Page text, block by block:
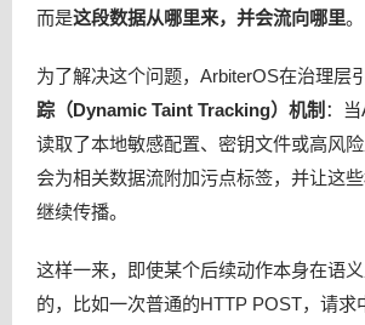
而是这段数据从哪里来，并会流向哪里。
为了解决这个问题，ArbiterOS在治理层
踪（Dynamic Taint Tracking） 机制 ：
读取了本地敏感配置、密钥文件或高风
会为相关数据流附加污点标签，并让这
继续传播。
这样一来，即使某个后续动作本身在语
的，比如一次普通的HTTP POST，请求